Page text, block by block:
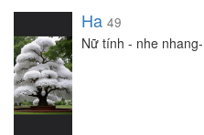
Ha 49
Nữ tính - nhe